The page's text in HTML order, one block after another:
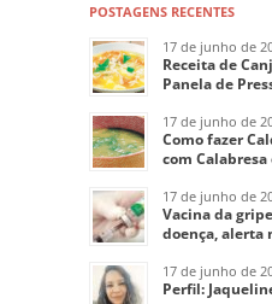
POSTAGENS RECENTES
17 de junho de
Receita de
Panela de
17 de junho de
Como fazer
com Calabresa
17 de junho de
Vacina da
doença, alerta
17 de junho de
Perfil: